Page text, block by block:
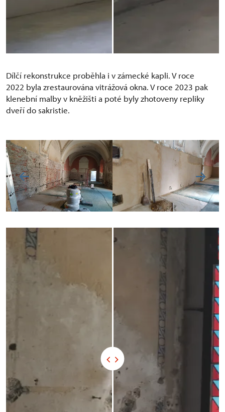
Dílčí rekonstrukce proběhla i v zámecké kapli. V roce
2022 byla zrestaurována vitrážová okna. V roce 2023 pak
klenební malby v kněžišti a poté byly zhotoveny repliky
dveří do sakristie.